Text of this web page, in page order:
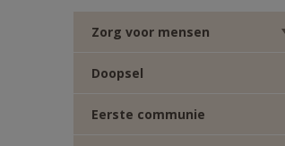
Zorg voor mensen
Doopsel
Eerste communie